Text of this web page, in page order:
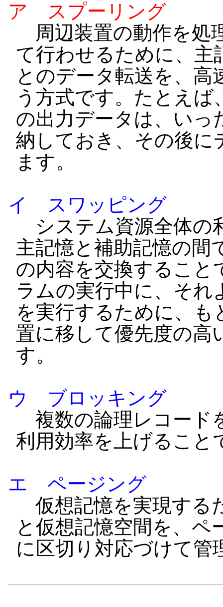
ア スプーリング
周辺装置の動作を処
て行わせるために、主
とのデータ転送を、高
う方式です。たとえ
の出力データは、いっ
納しておき、その後に
ます。
イ スワッピング
システム資源全体の
主記憶と補助記憶の間
の内容を交換すること
ラムの実行中に、そ
を実行するために、
置に移して優先度の高
す。
ウ ブロッキング
複数の論理レコード
利用効率を上げること
エ ページング
仮想記憶を実現する
と仮想記憶空間を、ペ
に区切り対応づけて管